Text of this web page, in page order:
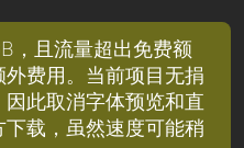
，且流量超出免费额
费用。当前项目无捐
此取消字体预览和直
载，虽然速度可能稍